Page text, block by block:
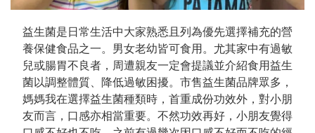
益生菌是日常生活中大家熟悉且列為優先選擇補充的營
養保健食品之一。男女老幼皆可食用。尤其家中有過敏
兒或腸胃不良者，周遭親友一定會提議並介紹食用益生
菌以調整體質、降低過敏困擾。市售益生菌品牌眾多，
媽媽我在選擇益生菌種類時，首重成份功效外，對小朋
友而言，口感亦相當重要。不然功效再好，小朋友覺得